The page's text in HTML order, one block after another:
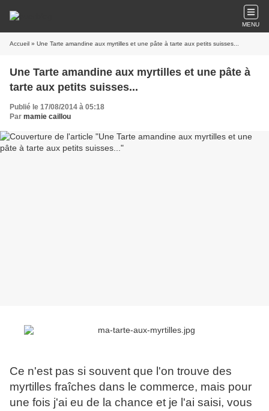
MENU
Accueil » Une Tarte amandine aux myrtilles et une pâte à tarte aux petits suisses...
Une Tarte amandine aux myrtilles et une pâte à
tarte aux petits suisses...
Publié le 17/08/2014 à 05:18
Par mamie caillou
Ce n'est pas si souvent que l'on trouve des
myrtilles fraîches dans le commerce, mais pour
une fois j'ai eu de la chance et je l'ai saisi, vous